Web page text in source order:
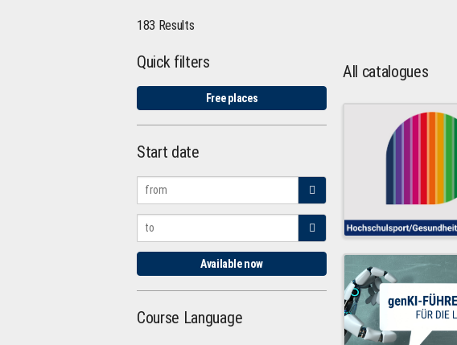
183 Results
Quick filters
Free places
Start date
Available now
Course Language
All catalogues